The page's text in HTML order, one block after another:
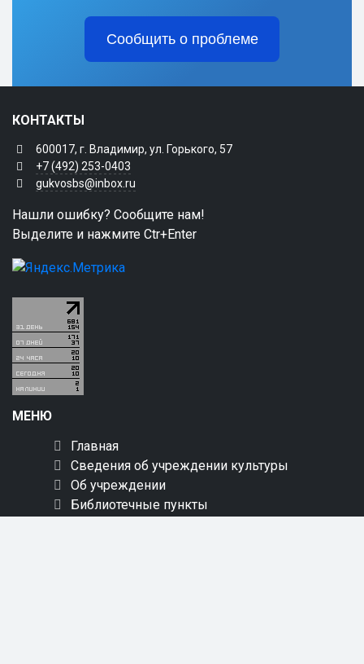
Сообщить о проблеме
КОНТАКТЫ
600017, г. Владимир, ул. Горького, 57
+7 (492) 253-0403
gukvosbs@inbox.ru
Нашли ошибку? Сообщите нам!
Выделите и нажмите Ctr+Enter
МЕНЮ
Главная
Сведения об учреждении культуры
Об учреждении
Библиотечные пункты